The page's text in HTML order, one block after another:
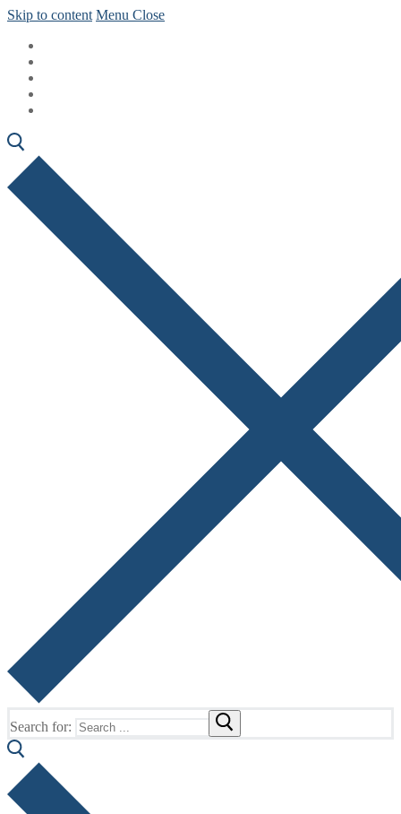
Skip to content Menu Close
Search for: